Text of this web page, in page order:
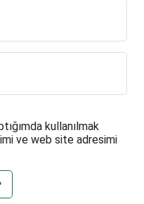
kullanılmak
ve web site adresimi